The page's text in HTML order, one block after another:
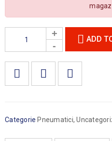
ADD
Categorie Pneumatici,